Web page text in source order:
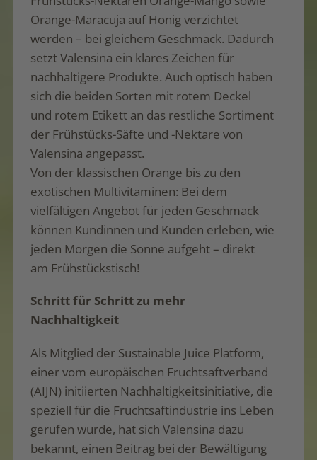
Orange-Maracuja auf Honig verzichtet
werden – bei gleichem Geschmack. Dadurch
setzt Valensina ein klares Zeichen für
nachhaltigere Produkte. Auch optisch haben
sich die beiden Sorten mit rotem Deckel
und rotem Etikett an das restliche Sortiment
der Frühstücks-Säfte und -Nektare von
Valensina angepasst.
Von der klassischen Orange bis zu den
exotischen Multivitaminen: Bei dem
vielfältigen Angebot für jeden Geschmack
können Kundinnen und Kunden erleben, wie
jeden Morgen die Sonne aufgeht – direkt
am Frühstückstisch!
Schritt für Schritt zu mehr
Nachhaltigkeit
Als Mitglied der Sustainable Juice Platform,
einer vom europäischen Fruchtsaftverband
(AIJN) initiierten Nachhaltigkeitsinitiative, die
speziell für die Fruchtsaftindustrie ins Leben
gerufen wurde, hat sich Valensina dazu
bekannt, einen Beitrag bei der Bewältigung